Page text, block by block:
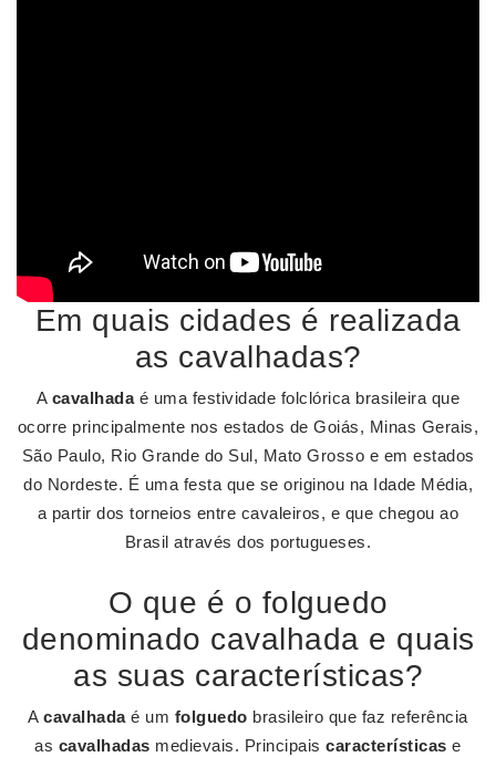
Em quais cidades é realizada
as cavalhadas?
A cavalhadaé uma festividade folclórica brasileira que
ocorre principalmente nos estados de Goiás, Minas Gerais,
São Paulo, Rio Grande do Sul, Mato Grosso e em estados
do Nordeste. É uma festa que se originou na Idade Média,
a partir dos torneios entre cavaleiros, e que chegou ao
Brasil através dos portugueses.
O que é o folguedo
denominado cavalhada e quais
as suas características?
Acavalhadaé um folguedo brasileiro que faz referência
as cavalhadas medievais. Principaiscaracterísticas e